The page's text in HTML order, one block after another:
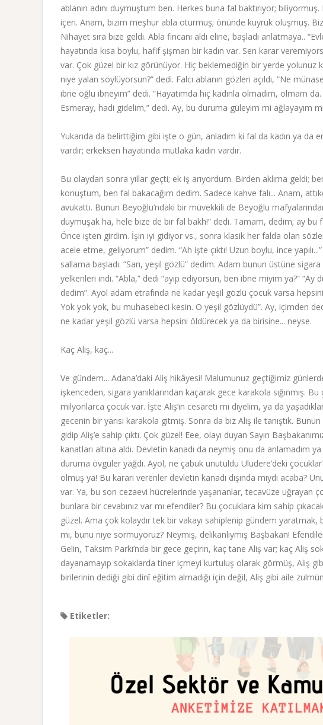
ablanın adını duymuştum ben. Herkes buna fal baktırıyor;
içeri. Anam, bizim meşhur abla oturmuş; önünde kuyruk oluşmuş. Biz
Nihayet sıra bize geldi. Abla fincanı aldı eline, başladı anlatmaya..
hayatında kısa boylu, hafif şişman bir kadın var. Sen karar
var. Çok güzel bir kız görünüyor. Hiç beklemediğin bir yerde yolunuz
niye yalan söylüyorsun?” dedi. Falcı ablanın gözleri açıldı, “Ne
ibne oğlu ibneyim” dedi. “Hayatımda hiç kadınla olmadım, olmam
Esmeray, hadi gidelim,” dedi. Ay, bu duruma güleyim mi ağlayayım
Yukarıda da belirttiğim gibi işte o gün, anladım ki fal da kadın ya da
vardır; erkeksen hayatında mutlaka kadın vardır.
Bu olaydan sonra yıllar geçti; ek iş arıyordum. Birden aklıma geldi;
konuştum, ben fal bakacağım dedim. Sadece kahve falı... Anam,
avukattı. Bunun Beyoğlu’ndaki bir müvekkili de Beyoğlu
duymuşak ha, hele bize de bir fal bakh!” dedi. Tamam, dedim; ay bu
Önce işten girdim. İşin iyi gidiyor vs., sonra klasik her falda olan
acele etme, geliyorum” dedim. “Ah işte çıktı! Uzun boylu, ince
sallama başladı. “Sarı, yeşil gözlü” dedim. Adam bunun üstüne
yelkenleri indi. “Abla,” dedi “ayıp ediyorsun, ben ibne miyim ya?”
dedim”. Ayol adam etrafında ne kadar yeşil gözlü çocuk varsa
Yok yok yok, bu muhasebeci kesin. O yeşil gözlüydü”. Ay, içimden
ne kadar yeşil gözlü varsa hepsini öldürecek ya da birisine... neyse.
Kaç Aliş, kaç...
Ve gündem... Adana’daki Aliş hikâyesi! Malumunuz geçtiğimiz
işkenceden, sigara yanıklarından kaçarak gece karakola sığınmış.
milyonlarca çocuk var. İşte Aliş’in cesareti mi diyelim, ya da
gecenin bir yarısı karakola gitmiş. Sonra da biz Aliş ile tanıştık.
gidip Aliş’e sahip çıktı. Çok güzel! Eee, olayı duyan Sayın
kanatları altına aldı. Devletin kanadı da neymiş onu da anlamadım
duruma övgüler yağdı. Ayol, ne çabuk unutuldu Uludere’deki
olmuş ya! Bu kararı verenler devletin kanadı dışında mıydı acaba?
var. Ya, bu son cezaevi hücrelerinde yaşananlar, tecavüze uğrayan
bunlara bir cevabınız var mı efendiler? Bu çocuklara kim sahip
güzel. Ama çok kolaydır tek bir vakayı sahiplenip gündem
mı, bunu niye sormuyoruz? Neymiş, delikanlıymış Başbakan!
Gelin, Taksim Parkı’nda bir gece geçirin, kaç tane Aliş var; kaç Aliş
dayanamayıp sokaklarda tiner içmeyi kurtuluş olarak görmüş, Aliş
birilerinin dediği gibi dinî eğitim almadığı için değil, Aliş gibi aile
Etiketler: